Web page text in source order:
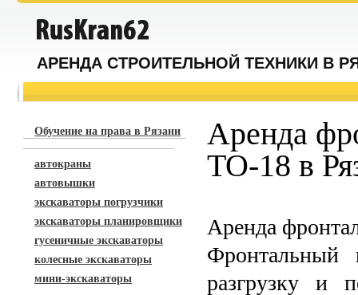
АРЕНДА СТРОИТЕЛЬНОЙ ТЕХНИКИ В
Обучение на права в Рязани
автокраны
автовышки
экскаваторы погрузчики
экскаваторы планировщики
гусеничные экскаваторы
колесные экскаваторы
мини-экскаваторы
Аренда
ТО-18 в
Аренда
Фронтальный
разгрузку и